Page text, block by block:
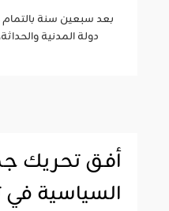
دولة المدنية
أفق تحريك
السياسية